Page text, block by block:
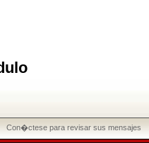
Con�ctese para revisar sus mensajes